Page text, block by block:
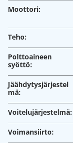
Moottori:
Teho:
Polttoaineen
syöttö:
Jäähdytysjärjestel
mä:
Voitelujärjestelmä:
Voimansiirto: